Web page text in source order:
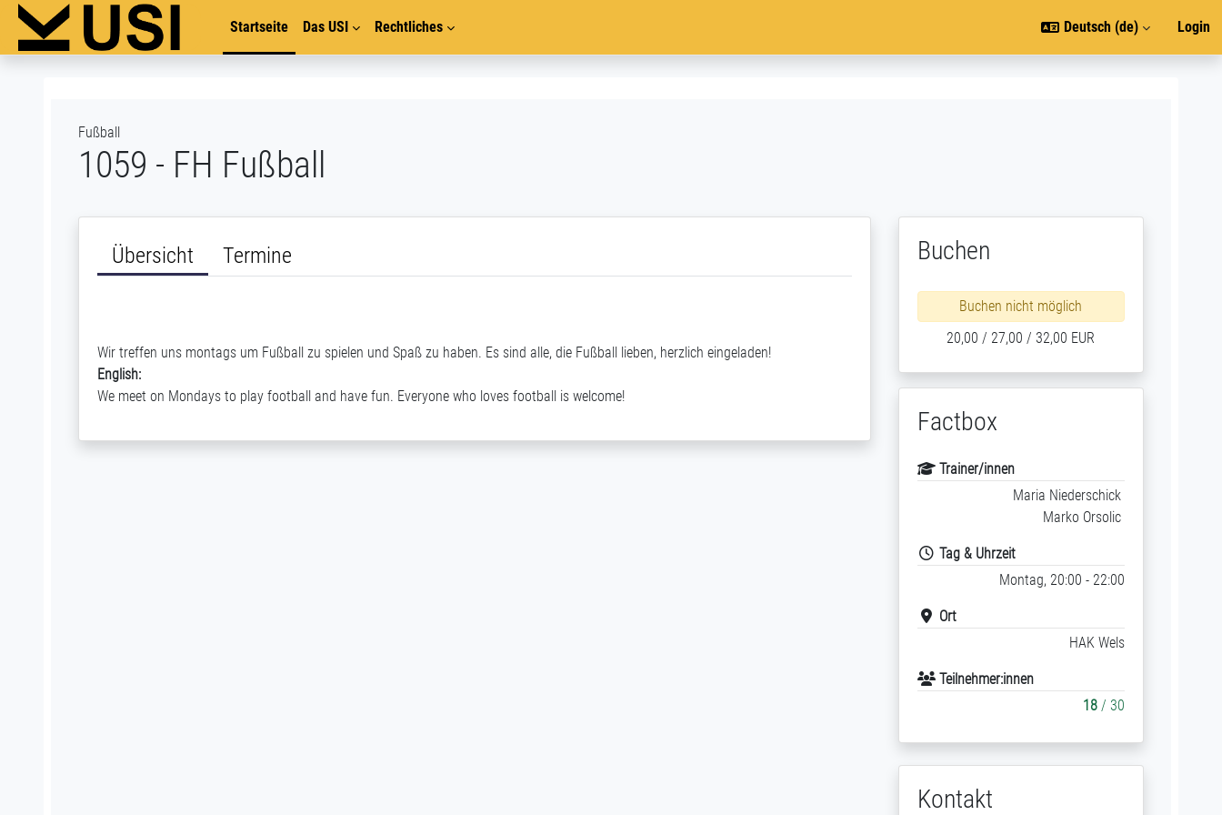
Zum Hauptinhalt
Startseite
Das USI Rechtliches Deutsch ‎(de)‎ Login
Fußball
1059 - FH Fußball
Übersicht Termine
Wir treffen uns montags um Fußball zu spielen und Spaß zu haben. Es sind alle, die Fußball lieben, herzlich eingeladen!
English:
We meet on Mondays to play football and have fun. Everyone who loves football is welcome!
Buchen
Buchen nicht möglich
20,00 / 27,00 / 32,00 EUR
Factbox
Trainer/innen
Maria Niederschick
Marko Orsolic
Tag & Uhrzeit
Montag, 20:00 - 22:00
Ort
HAK Wels
Teilnehmer:innen
18 / 30
Kontakt